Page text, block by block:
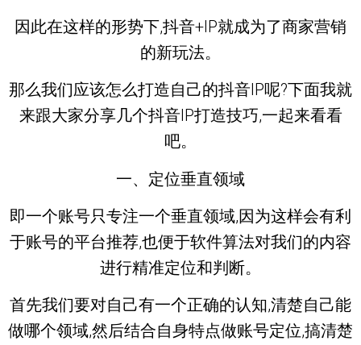
因此在这样的形势下,抖音+IP就成为了商家营销
的新玩法。
那么我们应该怎么打造自己的抖音IP呢?下面我就
来跟大家分享几个抖音IP打造技巧,一起来看看
吧。
一、定位垂直领域
即一个账号只专注一个垂直领域,因为这样会有利
于账号的平台推荐,也便于软件算法对我们的内容
进行精准定位和判断。
首先我们要对自己有一个正确的认知,清楚自己能
做哪个领域,然后结合自身特点做账号定位,搞清楚